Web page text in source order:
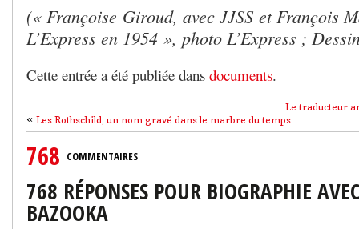
(« Françoise Giroud, avec JJSS et François
L’Express en 1954 », photo L’Express ;
Cette entrée a été publiée dans documents.
Le traducteur
« Les Rothschild, un nom gravé dans le marbre du temps
768 COMMENTAIRES
768 RÉPONSES POUR BIOGRAPHIE
BAZOOKA